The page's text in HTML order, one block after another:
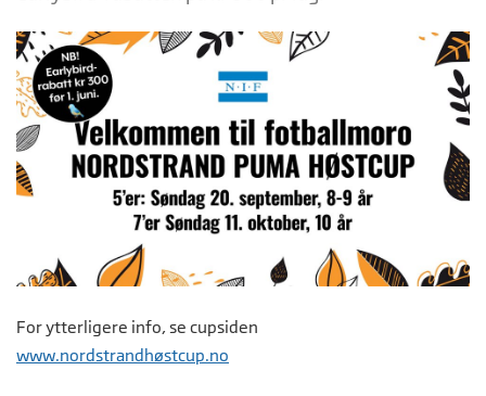
For ytterligere info, se cupsiden
www.nordstrandhøstcup.no